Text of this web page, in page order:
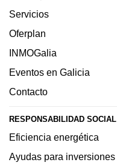
Servicios
Oferplan
INMOGalia
Eventos en Galicia
Contacto
RESPONSABILIDAD SOCIAL
Eficiencia energética
Ayudas para inversiones